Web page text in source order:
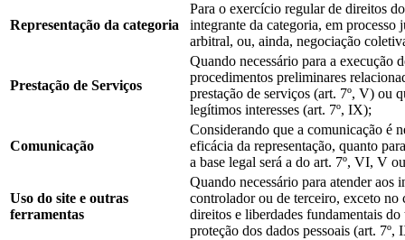
Representação da categoria
Para o exercício regular de direitos
integrante da categoria, em
arbitral, ou, ainda, negociação
Prestação de Serviços
Quando necessário para a execução
procedimentos preliminares
prestação de serviços (art. 7º, V) ou
legítimos interesses (art. 7º, IX);
Comunicação
Considerando que a comunicação é
eficácia da representação, quanto
a base legal será a do art. 7º, VI, V
Uso do site e outras
ferramentas
Quando necessário para atender aos
controlador ou de terceiro, exceto no
direitos e liberdades fundamentais
proteção dos dados pessoais (art. 7º,